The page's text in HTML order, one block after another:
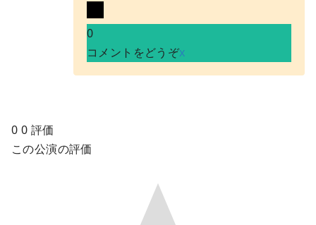
0
コメントをどうぞx
0 0 評価
この公演の評価